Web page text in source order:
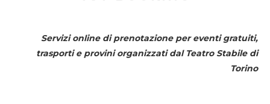
Servizi online di prenotazione per eventi gratuiti,
trasporti e provini organizzati dal Teatro Stabile di
Torino